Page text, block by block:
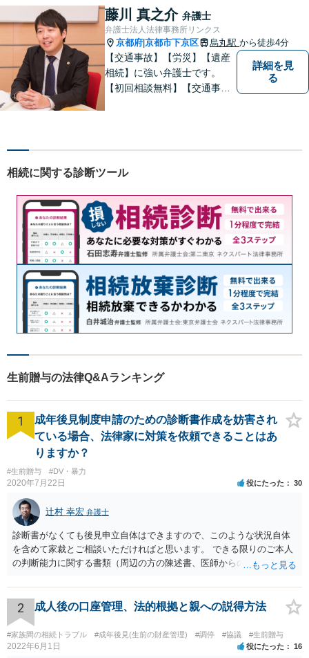
可能です。【地域に根ざした
弁護士】まずは当事務所の無
料法律相談をご体験くださ
い。
藤川 真之介 弁護士
弁護士法人法律事務所リンクス
京都府 京都市下京区 烏丸駅 から徒歩4分
【交通事故】【労災】【遺産
相続】に強い弁護士です。
【初回相談無料】【交通事故
徒歩５分】の法律事務所リン
経験１０年以上】になりま
す。
詳細を見
る
相続に関する診断ツール
生前贈与の法律Q&Aランキング
1
成年後見制度申請のための診断書作成を妨害され
ている場合、法律家に対策を依頼できることはあ
りますか？
#生前贈与 #DV・暴力
2020年7月22日 役にたった 30
辻村 幸宏 弁護士
診断書がなくても後見申立自体はできますので、このような状況自体
を含めて家裁とご相談いただければと思います。 できる限りのご本人
の判断能力に関する書類（周辺の方の陳述書、医師からの聴取書等）
をしていただければそこから先は進むのではないかと存じます。 ま
た、Aさんの意向を酌みすぎるあまりに後見申立ができない状況にして
いる施設の問題もありますので、当該地域の地域包括支援センターに
ご相談されるのもひとつの方法です。
2 成人後の口座管理、法的根拠と親への説得方法
#家族間の相続トラブル #成年後見(生前の財産管理) #調停 #協議 #生前贈与
2022年6月1日 役にたった 16